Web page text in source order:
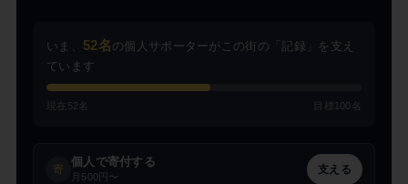
いま、 52名 の個人サポーターがこの街の「記録」を支え
ています
現在52名 目標100名
寄
個人で寄付する
月500円〜
支える